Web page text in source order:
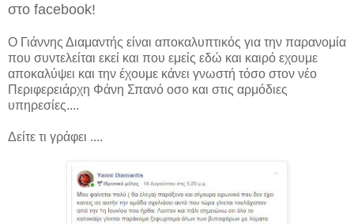
στο facebook!
O Γιάννης Διαμαντής είναι αποκαλυπτικός για την παρανομία
που συντελείται εκεί και που εμείς εδώ και καιρό εχουμε
αποκαλύψει και την έχουμε κάνει γνωστή τόσο στον νέο
Περιφερειάρχη Φάνη Σπανό οσο και στις αρμόδιες
υπηρεσίες....
Δείτε τι γράφει ....